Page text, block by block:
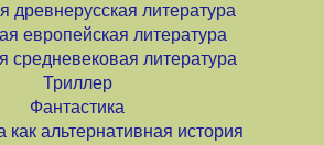
древнерусская литература
европейская литература
средневековая литература
Триллер
Фантастика
как альтернативная история